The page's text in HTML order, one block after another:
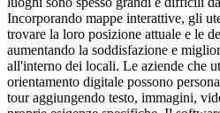
Incorporando mappe interattive, gli
trovare la loro posizione attuale e le
aumentando la soddisfazione e
all'interno dei locali. Le aziende che
orientamento digitale possono
tour aggiungendo testo, immagini,